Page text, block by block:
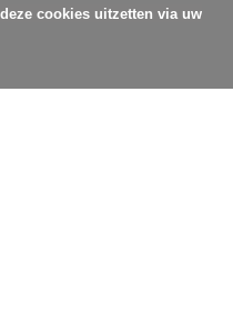
cookies uitzetten via uw